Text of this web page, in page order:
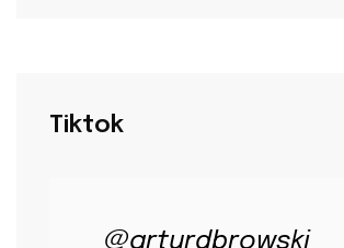
Tiktok
@arturdbrowski